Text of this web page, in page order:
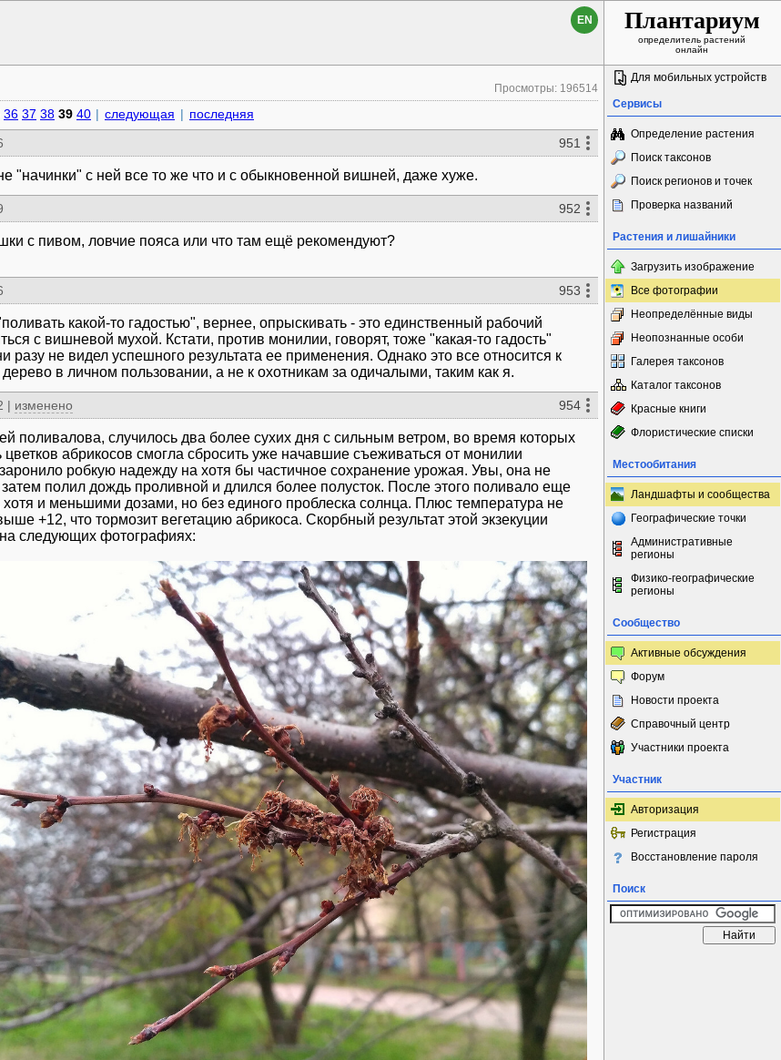
EN Плантариум
определитель растений
онлайн
Просмотры: 196514
36 37 38 39 40 | следующая | последняя
951
"начинки" с ней все то же что и с обыкновенной вишней, даже хуже.
952
с пивом, ловчие пояса или что там ещё рекомендуют?
953
какой-то гадостью", вернее, опрыскивать - это единственный рабочий
с вишневой мухой. Кстати, против монилии, говорят, тоже "какая-то гадость"
разу не видел успешного результата ее применения. Однако это все относится к
в личном пользовании, а не к охотникам за одичалыми, таким как я.
| изменено 954
поливалова, случилось два более сухих дня с сильным ветром, во время которых
цветков абрикосов смогла сбросить уже начавшие съеживаться от монилии
робкую надежду на хотя бы частичное сохранение урожая. Увы, она не
полил дождь проливной и длился более полусток. После этого поливало еще
хотя и меньшими дозами, но без единого проблеска солнца. Плюс температура не
+12, что тормозит вегетацию абрикоса. Скорбный результат этой экзекуции
следующих фотографиях:
Для мобильных устройств
Сервисы
Определение растения
Поиск таксонов
Поиск регионов и точек
Проверка названий
Растения и лишайники
Загрузить изображение
Все фотографии
Неопределённые виды
Неопознанные особи
Галерея таксонов
Каталог таксонов
Красные книги
Флористические списки
Местообитания
Ландшафты и сообщества
Географические точки
Административные
регионы
Физико-географические
регионы
Сообщество
Активные обсуждения
Форум
Новости проекта
Справочный центр
Участники проекта
Участник
Авторизация
Регистрация
Восстановление пароля
Поиск